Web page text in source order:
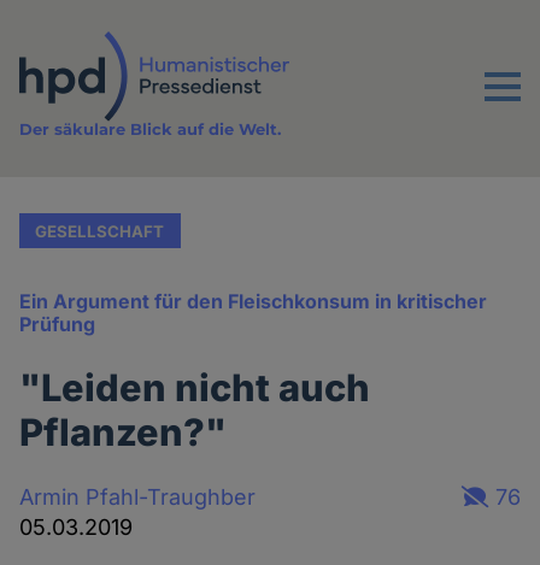
Inhalt
Menu
Der säkulare Blick auf die Welt.
GESELLSCHAFT
Ein Argument für den Fleischkonsum in kritischer
Prüfung
"Leiden nicht auch
Pflanzen?"
Armin Pfahl-Traughber
05.03.2019
76